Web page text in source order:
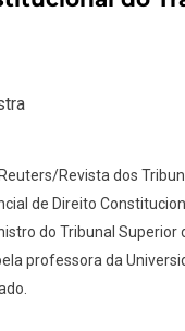
Revista dos
de Direito
do Tribunal Superior
professora da